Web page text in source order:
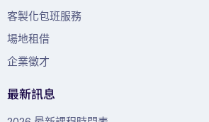
客製化包班服務
場地租借
企業徵才
最新訊息